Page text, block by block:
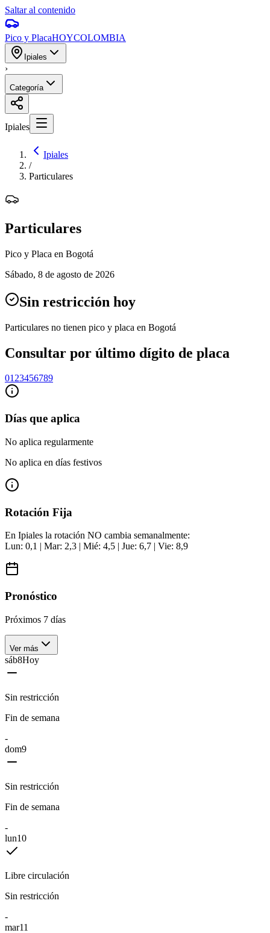
Saltar al contenido
Pico y PlacaHOYCOLOMBIA
Ipiales
›
Categoría
Ipiales
Ipiales
/
Particulares
Particulares
Pico y Placa en Bogotá
Sábado, 8 de agosto de 2026
Sin restricción hoy
Particulares no tienen pico y placa en Bogotá
Consultar por último dígito de placa
0123456789
Días que aplica
No aplica regularmente
No aplica en días festivos
Rotación Fija
En Ipiales la rotación NO cambia semanalmente:
Lun: 0,1 | Mar: 2,3 | Mié: 4,5 | Jue: 6,7 | Vie: 8,9
Pronóstico
Próximos 7 días
Ver más
sáb8Hoy
Sin restricción
Fin de semana
-
dom9
Sin restricción
Fin de semana
-
lun10
Libre circulación
Sin restricción
-
mar11